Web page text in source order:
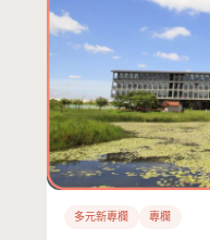
多元新專欄 專欄